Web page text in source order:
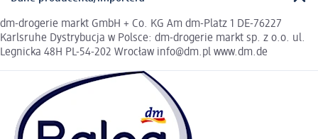
dm-drogerie markt GmbH + Co. KG Am dm-Platz 1 DE-76227
Karlsruhe Dystrybucja w Polsce: dm-drogerie markt sp. z o.o. ul.
Legnicka 48H PL-54-202 Wrocław info@dm.pl www.dm.de